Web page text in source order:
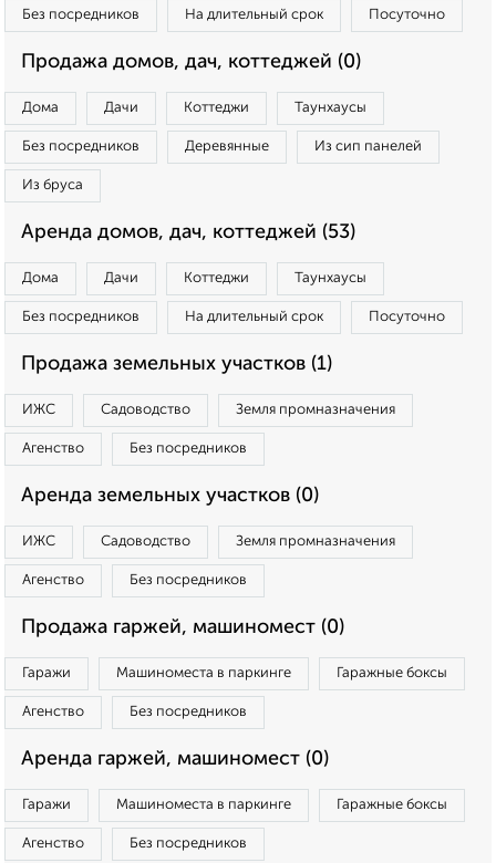
Без посредников На длительный срок Посуточно
Продажа домов, дач, коттеджей (0)
Дома Дачи Коттеджи Таунхаусы
Без посредников Деревянные Из сип панелей
Из бруса
Аренда домов, дач, коттеджей (53)
Дома Дачи Коттеджи Таунхаусы
Без посредников На длительный срок Посуточно
Продажа земельных участков (1)
ИЖС Садоводство Земля промназначения
Агенство Без посредников
Аренда земельных участков (0)
ИЖС Садоводство Земля промназначения
Агенство Без посредников
Продажа гаржей, машиномест (0)
Гаражи Машиноместа в паркинге Гаражные боксы
Агенство Без посредников
Аренда гаржей, машиномест (0)
Гаражи Машиноместа в паркинге Гаражные боксы
Агенство Без посредников